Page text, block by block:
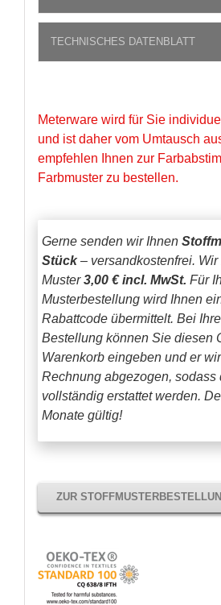
TECHNISCHES DATENBLATT
Meterware wird für Sie
und ist daher vom Umtausch
empfehlen Ihnen zur
Farbmuster zu bestellen.
Gerne senden wir Ihnen
Stück– versandkostenfrei. Wir
Muster3,00 € incl. MwSt. Für
Musterbestellung wird Ihnen
Rabattcode übermittelt. Bei
Bestellung können Sie diesen
Warenkorb eingeben und er
Rechnung abgezogen, sodass
vollständig erstattet werden.
Monate gültig!
ZUR